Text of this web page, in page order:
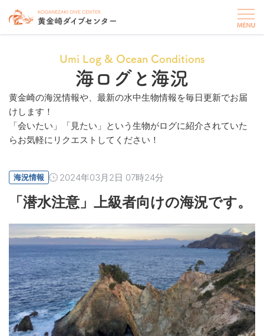
Umi Log & Ocean Conditions
海ログと海況
黄金崎の海況情報や、最新の水中生物情報を毎日更新でお届
けします！
「会いたい」「見たい」という生物がログに紹介されていた
らお気軽にリクエストしてください！
海況情報 2024年03月2日 07時24分
「潜水注意」上級者向けの海況です。